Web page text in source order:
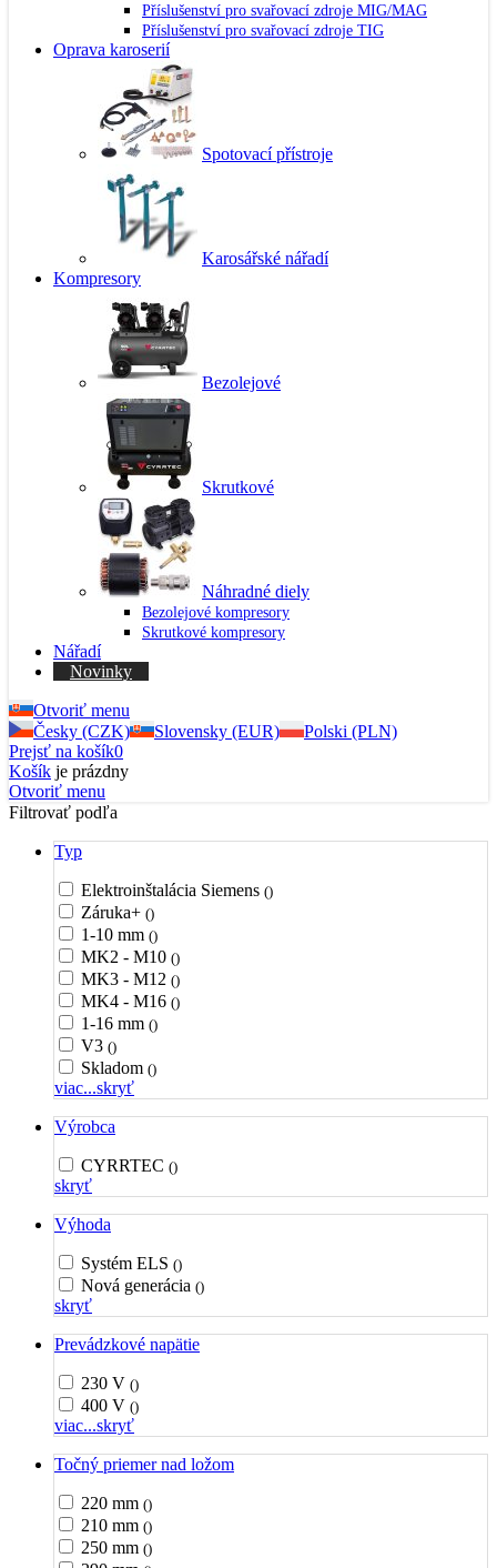
Příslušenství pro svařovací zdroje MIG/MAG
Příslušenství pro svařovací zdroje TIG
Oprava karoserií
Spotovací přístroje
Karosářské nářadí
Kompresory
Bezolejové
Skrutkové
Náhradné diely
Bezolejové kompresory
Skrutkové kompresory
Nářadí
Novinky
Otvoriť menu
Česky (CZK)
Slovensky (EUR)
Polski (PLN)
Prejsť na košík0
Košík je prázdny
Otvoriť menu
Filtrovať podľa
Typ
Elektroinštalácia Siemens ()
Záruka+ ()
1-10 mm ()
MK2 - M10 ()
MK3 - M12 ()
MK4 - M16 ()
1-16 mm ()
V3 ()
Skladom ()
viac...skryť
Výrobca
CYRRTEC ()
skryť
Výhoda
Systém ELS ()
Nová generácia ()
skryť
Prevádzkové napätie
230 V ()
400 V ()
viac...skryť
Točný priemer nad ložom
220 mm ()
210 mm ()
250 mm ()